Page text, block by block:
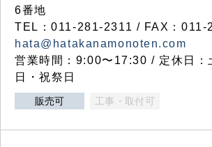
6番地
TEL：011-281-2311 / FAX：011-
hata@hatakanamonoten.com
営業時間：9:00〜17:30 / 定休日：
日・祝祭日
販売可 工事・取付可